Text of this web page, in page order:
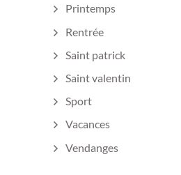
Printemps
Rentrée
Saint patrick
Saint valentin
Sport
Vacances
Vendanges